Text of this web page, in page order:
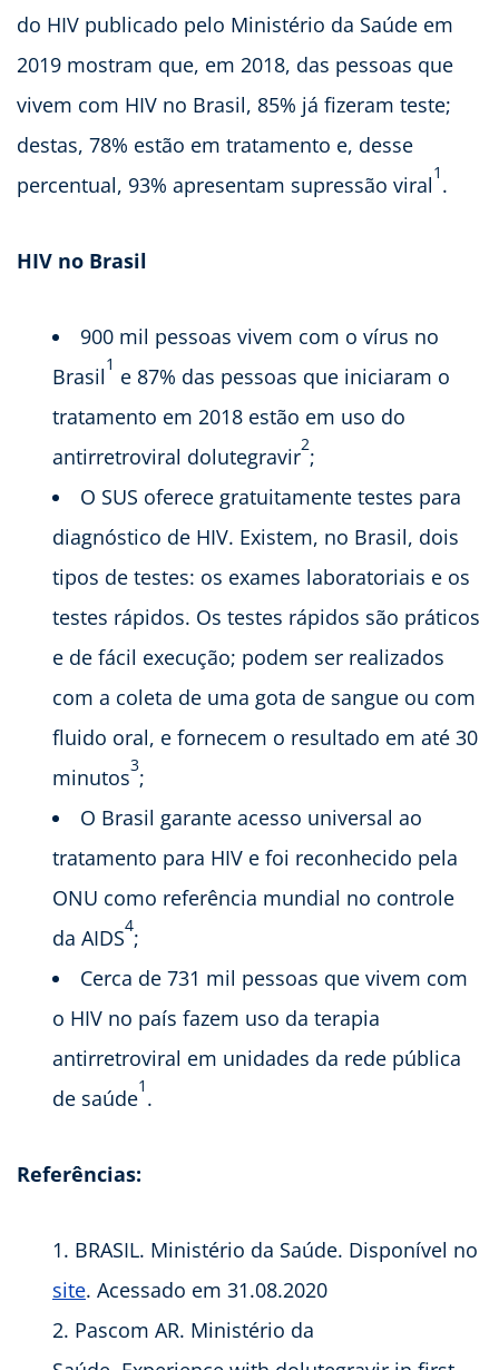
do HIV publicado pelo Ministério da Saúde em
2019 mostram que, em 2018, das pessoas que
vivem com HIV no Brasil, 85% já fizeram teste;
destas, 78% estão em tratamento e, desse
percentual, 93% apresentam supressão viral1 .
HIV no Brasil
900 mil pessoas vivem com o vírus no
Brasil1 e 87% das pessoas que iniciaram o
tratamento em 2018 estão em uso do
antirretroviral dolutegravir2;
O SUS oferece gratuitamente testes para
diagnóstico de HIV. Existem, no Brasil, dois
tipos de testes: os exames laboratoriais e os
testes rápidos. Os testes rápidos são práticos
e de fácil execução; podem ser realizados
com a coleta de uma gota de sangue ou com
fluido oral, e fornecem o resultado em até 30
minutos3;
O Brasil garante acesso universal ao
tratamento para HIV e foi reconhecido pela
ONU como referência mundial no controle
da AIDS4;
Cerca de 731 mil pessoas que vivem com
o HIV no país fazem uso da terapia
antirretroviral em unidades da rede pública
de saúde1 .
Referências:
BRASIL. Ministério da Saúde. Disponível no
site. Acessado em 31.08.2020
Pascom AR. Ministério da